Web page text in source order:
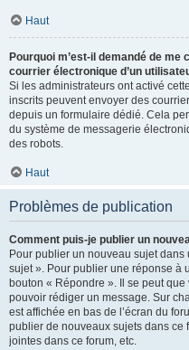
Haut
Pourquoi m’est-il demandé de
courrier électronique d’un
Si les administrateurs ont activé
inscrits peuvent envoyer des
depuis un formulaire dédié. Cela
du système de messagerie
des robots.
Haut
Problèmes de publication
Comment puis-je publier un
Pour publier un nouveau sujet
sujet ». Pour publier une réponse à
bouton « Répondre ». Il se peut
pouvoir rédiger un message. Sur
est affichée en bas de l’écran du
publier de nouveaux sujets dans ce
jointes dans ce forum, etc.